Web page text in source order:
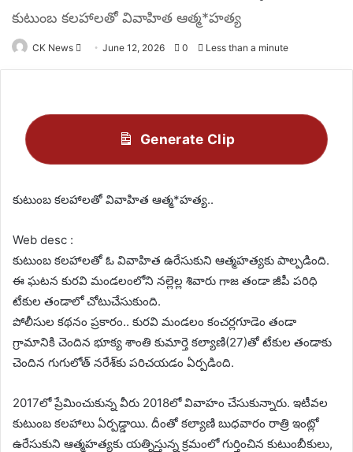
కుటుంబ కలహాలతో వివాహిత ఆత్మ*హత్య
CK News
SendJune 12, 2026 0 Less than a minute
Generate Clip
కుటుంబ కలహాలతో వివాహిత ఆత్మ*హత్య..
Web desc :
కుటుంబ కలహాలతో ఓ వివాహిత ఉరేసుకుని ఆత్మహత్యకు పాల్పడింది.
ఈ ఘటన కురవి మండలంలోని నల్లెల్ల శివారు గాజ తండా జీపీ పరిధి
టేకుల తండాలో చోటుచేసుకుంది.
పోలీసుల కథనం ప్రకారం.. కురవి మండలం కంచర్లగూడెం తండా
గ్రామానికి చెందిన భూక్య శాంతి కుమార్తె కల్యాణి(27)తో టేకుల తండాకు
చెందిన గుగులోత్‌ నరేశ్‌కు పరిచయడం ఏర్పడింది.
2017లో ప్రేమించుకున్న వీరు 2018లో వివాహం చేసుకున్నారు. ఇటీవల
కుటుంబ కలహాలు ఏర్పడ్డాయి. దీంతో కల్యాణి బుధవారం రాత్రి ఇంట్లో
ఉరేసుకుని ఆత్మహత్యకు యత్నిస్తున్న క్రమంలో గుర్తించిన కుటుంబీకులు,